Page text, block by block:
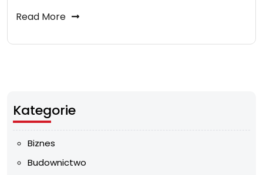
Read More
Kategorie
Biznes
Budownictwo